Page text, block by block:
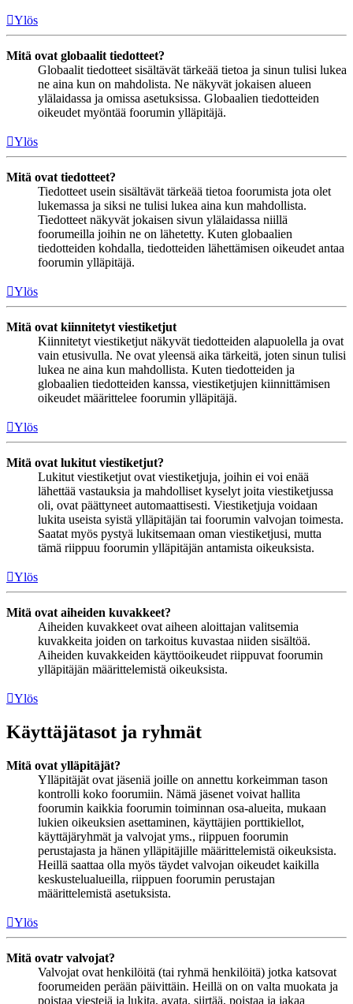
Ylös
Mitä ovat globaalit tiedotteet?
Globaalit tiedotteet sisältävät tärkeää tietoa ja sinun tulisi lukea
ne aina kun on mahdolista. Ne näkyvät jokaisen alueen
ylälaidassa ja omissa asetuksissa. Globaalien tiedotteiden
oikeudet myöntää foorumin ylläpitäjä.
Ylös
Mitä ovat tiedotteet?
Tiedotteet usein sisältävät tärkeää tietoa foorumista jota olet
lukemassa ja siksi ne tulisi lukea aina kun mahdollista.
Tiedotteet näkyvät jokaisen sivun ylälaidassa niillä
foorumeilla joihin ne on lähetetty. Kuten globaalien
tiedotteiden kohdalla, tiedotteiden lähettämisen oikeudet antaa
foorumin ylläpitäjä.
Ylös
Mitä ovat kiinnitetyt viestiketjut
Kiinnitetyt viestiketjut näkyvät tiedotteiden alapuolella ja ovat
vain etusivulla. Ne ovat yleensä aika tärkeitä, joten sinun tulisi
lukea ne aina kun mahdollista. Kuten tiedotteiden ja
globaalien tiedotteiden kanssa, viestiketjujen kiinnittämisen
oikeudet määrittelee foorumin ylläpitäjä.
Ylös
Mitä ovat lukitut viestiketjut?
Lukitut viestiketjut ovat viestiketjuja, joihin ei voi enää
lähettää vastauksia ja mahdolliset kyselyt joita viestiketjussa
oli, ovat päättyneet automaattisesti. Viestiketjuja voidaan
lukita useista syistä ylläpitäjän tai foorumin valvojan toimesta.
Saatat myös pystyä lukitsemaan oman viestiketjusi, mutta
tämä riippuu foorumin ylläpitäjän antamista oikeuksista.
Ylös
Mitä ovat aiheiden kuvakkeet?
Aiheiden kuvakkeet ovat aiheen aloittajan valitsemia
kuvakkeita joiden on tarkoitus kuvastaa niiden sisältöä.
Aiheiden kuvakkeiden käyttöoikeudet riippuvat foorumin
ylläpitäjän määrittelemistä oikeuksista.
Ylös
Käyttäjätasot ja ryhmät
Mitä ovat ylläpitäjät?
Ylläpitäjät ovat jäseniä joille on annettu korkeimman tason
kontrolli koko foorumiin. Nämä jäsenet voivat hallita
foorumin kaikkia foorumin toiminnan osa-alueita, mukaan
lukien oikeuksien asettaminen, käyttäjien porttikiellot,
käyttäjäryhmät ja valvojat yms., riippuen foorumin
perustajasta ja hänen ylläpitäjille määrittelemistä oikeuksista.
Heillä saattaa olla myös täydet valvojan oikeudet kaikilla
keskustelualueilla, riippuen foorumin perustajan
määrittelemistä asetuksista.
Ylös
Mitä ovatr valvojat?
Valvojat ovat henkilöitä (tai ryhmä henkilöitä) jotka katsovat
foorumeiden perään päivittäin. Heillä on on valta muokata ja
poistaa viestejä ja lukita, avata, siirtää, poistaa ja jakaa